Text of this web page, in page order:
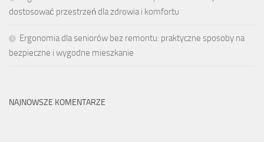
dostosować przestrzeń dla zdrowia i komfortu
Ergonomia dla seniorów bez remontu: praktyczne sposoby na
bezpieczne i wygodne mieszkanie
NAJNOWSZE KOMENTARZE